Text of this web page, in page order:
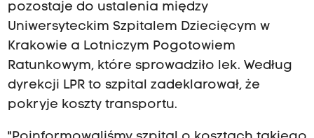
pozostaje do ustalenia między
Uniwersyteckim Szpitalem Dziecięcym w
Krakowie a Lotniczym Pogotowiem
Ratunkowym, które sprowadziło lek. Według
dyrekcji LPR to szpital zadeklarował, że
pokryje koszty transportu.